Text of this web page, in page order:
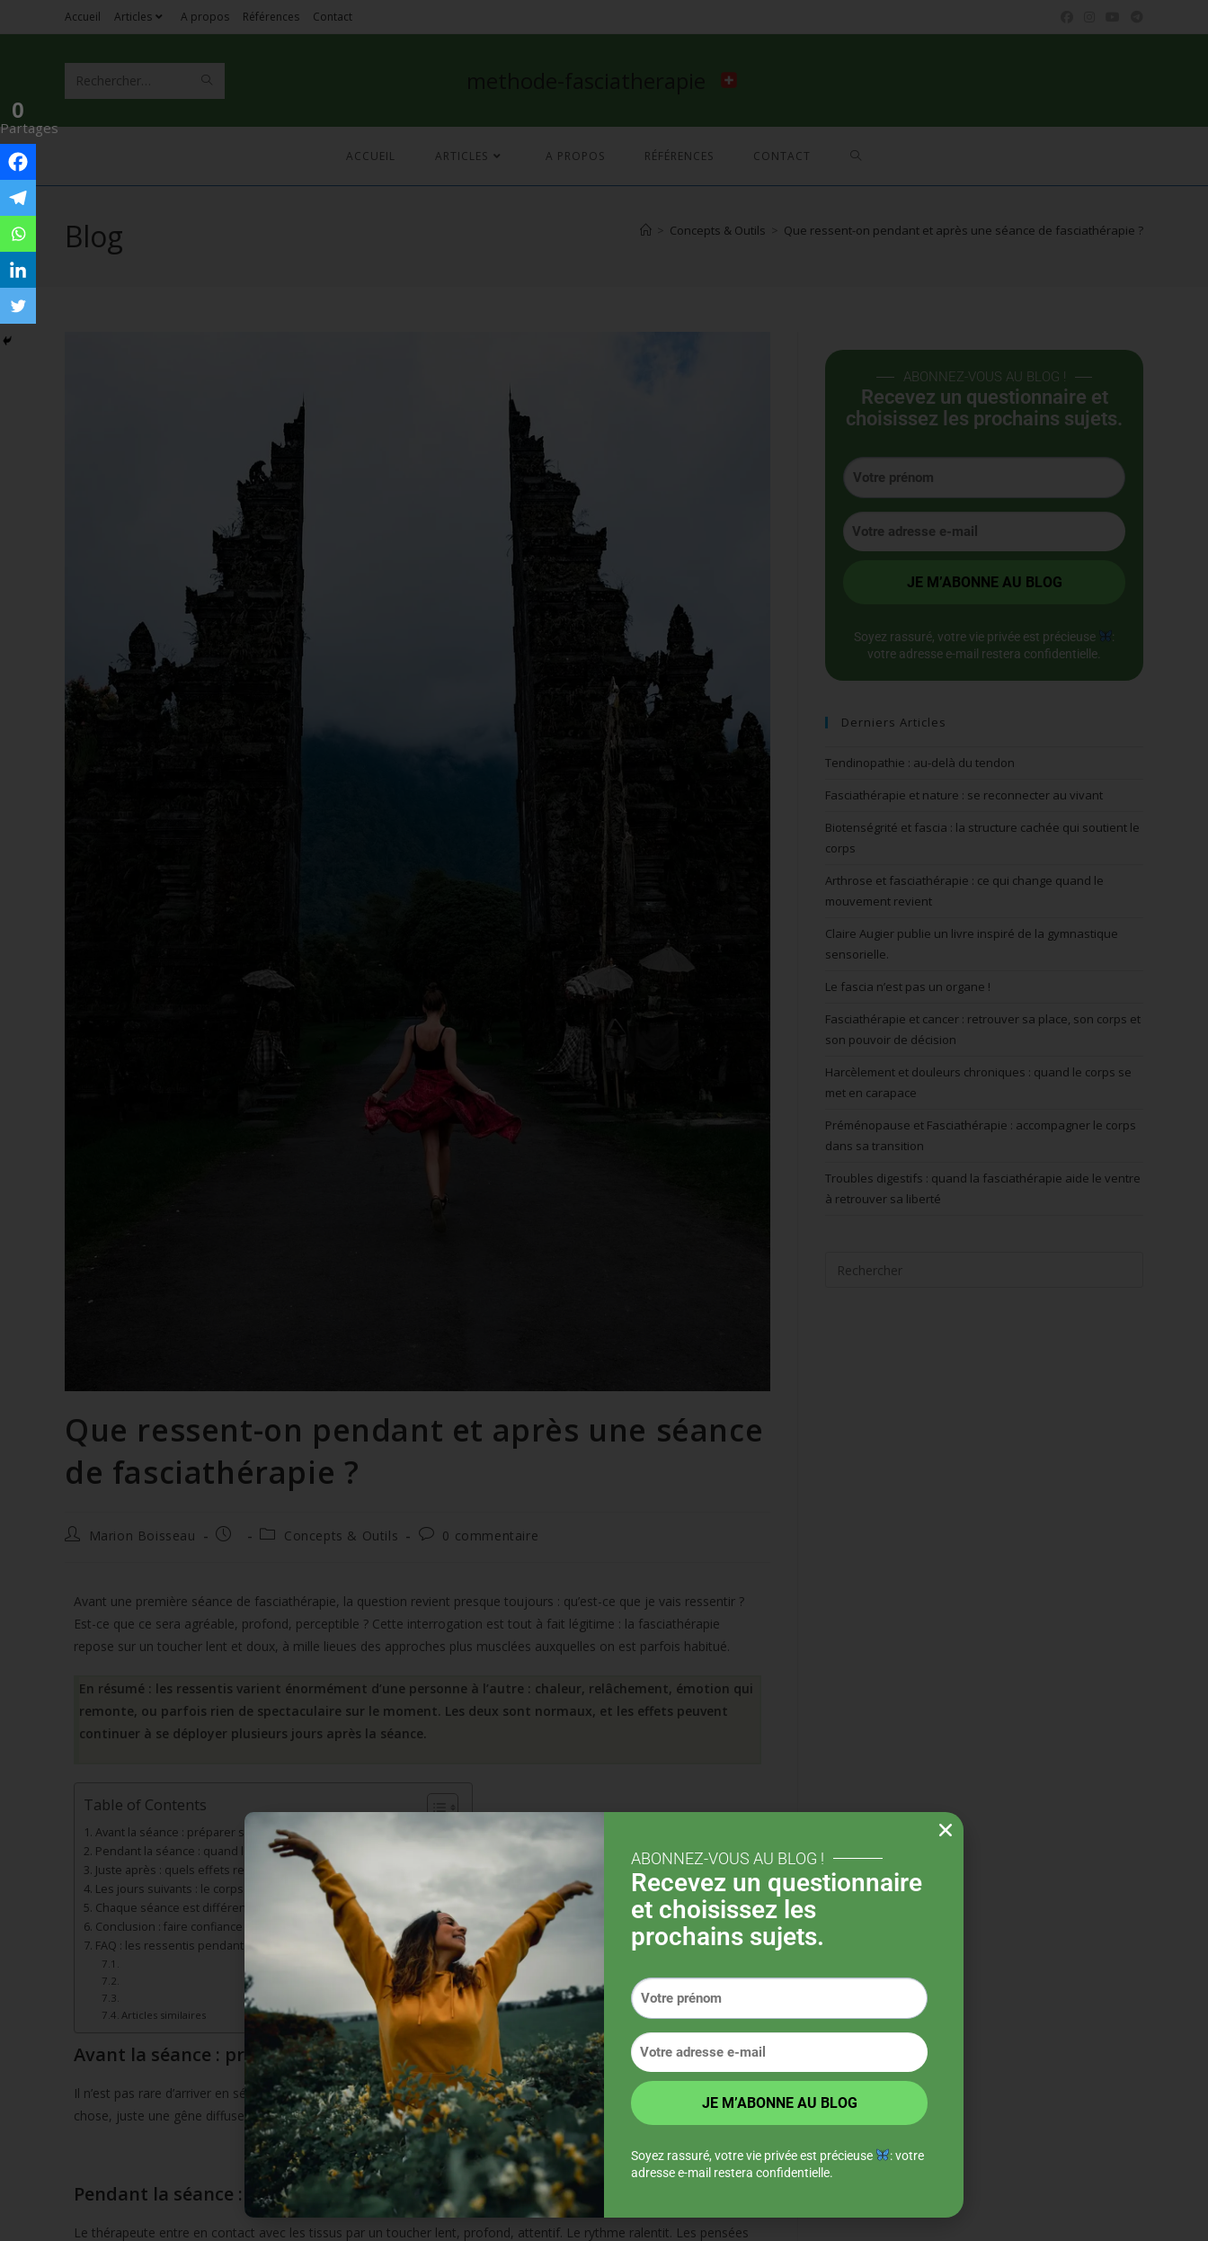
Accueil Articles A propos Références Contact
Rechercher
site
ACCUEIL ARTICLES A PROPOS RÉFÉRENCES CONTACT
Blog > Concepts & Outils > Que ressent-on pendant et après une séance de fasciathérapie ?
Que ressent-on pendant et après une séance
de fasciathérapie ?
Marion Boisseau Concepts & Outils 0 commentaire
Avant une première séance de fasciathérapie, la question revient presque toujours : qu’est-ce que je vais ressentir ?
Est-ce que ce sera agréable, profond, perceptible ? Cette interrogation est tout à fait légitime : la fasciathérapie
repose sur un toucher lent et doux, à mille lieues des approches plus musclées auxquelles on est parfois habitué.
En résumé : les ressentis varient énormément d’une personne à l’autre : chaleur, relâchement, émotion qui
remonte, ou parfois rien de spectaculaire sur le moment. Les deux sont normaux, et les effets peuvent
continuer à se déployer plusieurs jours après la séance.
Table of Contents
Avant la séance : préparer son corps aux ressentis
Pendant la séance : quand le silence devient révélateur
Juste après : quels effets ressentis ?
Les jours suivants : le corps intègre à son rythme
Chaque séance est différente
Conclusion : faire confiance à l’intelligence du corps
FAQ : les ressentis pendant et après une séance de fasciathérapie
Articles similaires
Avant la séance : préparer son corps aux ressentis
Il n’est pas rare d’arriver en séance avec un corps tendu, contracté, en mode « survie ». Parfois, on ne sent plus grand-
chose, juste une gêne diffuse, une fatigue persistante, une tension qui ne lâche pas.
Pendant la séance : quand le silence devient révélateur
Le thérapeute entre en contact avec les tissus par un toucher lent, profond, attentif. Le rythme ralentit. Les pensées
0
Partages
ABONNEZ-VOUS AU BLOG !
Recevez un questionnaire et
choisissez les prochains sujets.
Soyez rassuré, votre vie privée est précieuse
:
votre adresse e-mail restera confidentielle.
Derniers Articles
Tendinopathie : au-delà du tendon
Fasciathérapie et nature : se reconnecter au vivant
Biotenségrité et fascia : la structure cachée qui soutient le
corps
Arthrose et fasciathérapie : ce qui change quand le
mouvement revient
Claire Augier publie un livre inspiré de la gymnastique
sensorielle.
Le fascia n’est pas un organe !
Fasciathérapie et cancer : retrouver sa place, son corps et
son pouvoir de décision
Harcèlement et douleurs chroniques : quand le corps se
met en carapace
Préménopause et Fasciathérapie : accompagner le corps
dans sa transition
Troubles digestifs : quand la fasciathérapie aide le ventre
à retrouver sa liberté
ABONNEZ-VOUS AU BLOG !
Recevez un questionnaire
et choisissez les
prochains sujets.
Soyez rassuré, votre vie privée est précieuse
: votre
adresse e-mail restera confidentielle.